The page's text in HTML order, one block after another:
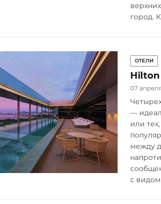
город.
ОТЕЛИ
Hilton
07
—
или
между
с видом